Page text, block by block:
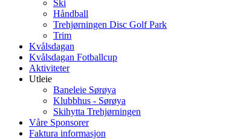
Ski
Håndball
Trehjørningen Disc Golf Park
Trim
Kvålsdagan
Kvålsdagan Fotballcup
Aktiviteter
Utleie
Baneleie Sørøya
Klubbhus - Sørøya
Skihytta Trehjørningen
Våre Sponsorer
Faktura informasjon